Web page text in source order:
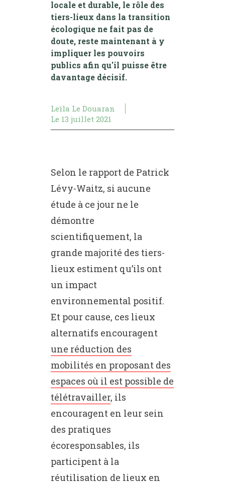
locale et durable, le rôle des
tiers-lieux dans la transition
écologique ne fait pas de
doute, reste maintenant à y
impliquer les pouvoirs
publics afin qu'il puisse être
davantage décisif.
Leïla Le Douaran
Le 13 juillet 2021
Selon le rapport de Patrick
Lévy-Waitz, si aucune
étude à ce jour ne le
démontre
scientifiquement, la
grande majorité des tiers-
lieux estiment qu’ils ont
un impact
environnemental positif.
Et pour cause, ces lieux
alternatifs encouragent
une réduction des
mobilités en proposant des
espaces où il est possible de
télétravailler, ils
encouragent en leur sein
des pratiques
écoresponsables, ils
participent à la
réutilisation de lieux en